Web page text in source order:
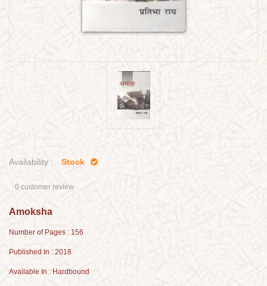
Availability : Stock
0 customer review
Amoksha
Number of Pages : 156
Published In : 2018
Available In : Hardbound